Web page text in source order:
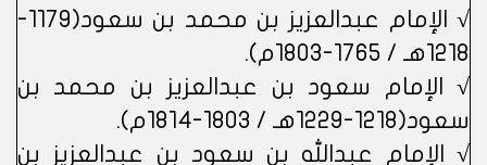
√ الإمام عبدالعزيز بن محمد بن سعود(117​9-
1218هـ / 1765-1803م).
√ الإمام سعود بن عبدالعزيز بن محمد بن
سعود(1218-1229هـ / 1803-1814م).
√ الإمام عبدالله بن سعود بن عبدالعزيز بن